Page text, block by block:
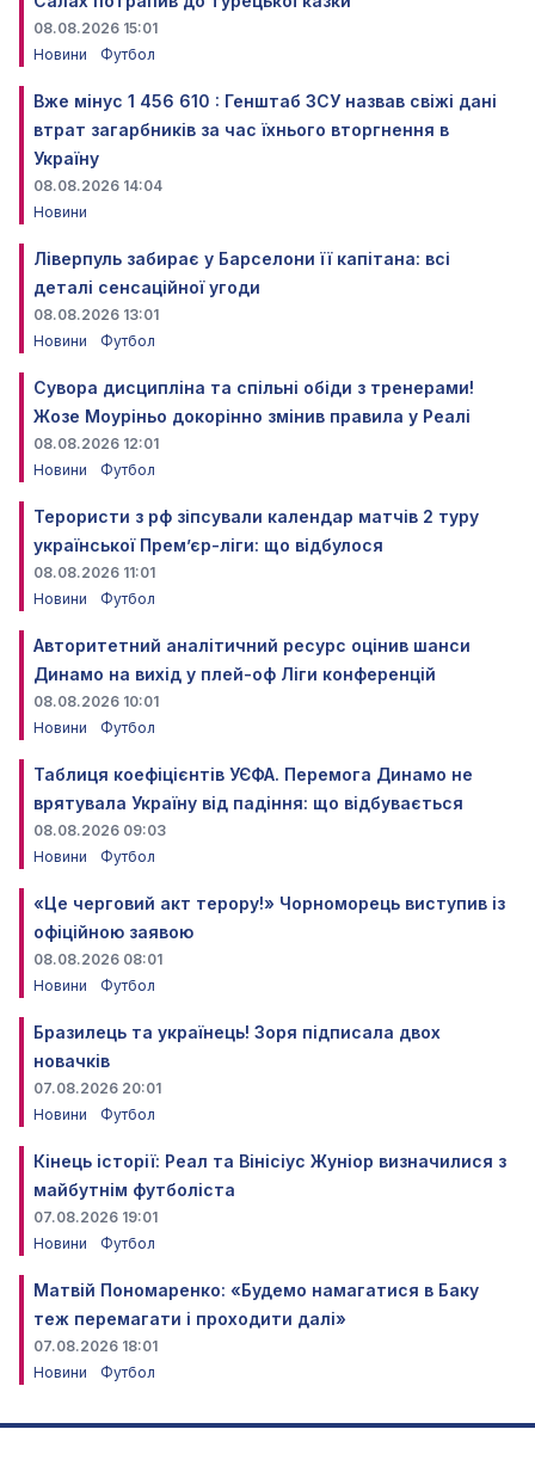
08.08.2026 15:01
Новини
Футбол
Вже мінус 1 456 610 : Генштаб ЗСУ назвав свіжі дані
втрат загарбників за час їхнього вторгнення в
Україну
08.08.2026 14:04
Новини
Ліверпуль забирає у Барселони її капітана: всі
деталі сенсаційної угоди
08.08.2026 13:01
Новини
Футбол
Сувора дисципліна та спільні обіди з тренерами!
Жозе Моуріньо докорінно змінив правила у Реалі
08.08.2026 12:01
Новини
Футбол
Терористи з рф зіпсували календар матчів 2 туру
української Прем’єр-ліги: що відбулося
08.08.2026 11:01
Новини
Футбол
Авторитетний аналітичний ресурс оцінив шанси
Динамо на вихід у плей-оф Ліги конференцій
08.08.2026 10:01
Новини
Футбол
Таблиця коефіцієнтів УЄФА. Перемога Динамо не
врятувала Україну від падіння: що відбувається
08.08.2026 09:03
Новини
Футбол
«Це черговий акт терору!» Чорноморець виступив із
офіційною заявою
08.08.2026 08:01
Новини
Футбол
Бразилець та українець! Зоря підписала двох
новачків
07.08.2026 20:01
Новини
Футбол
Кінець історії: Реал та Вінісіус Жуніор визначилися з
майбутнім футболіста
07.08.2026 19:01
Новини
Футбол
Матвій Пономаренко: «Будемо намагатися в Баку
теж перемагати і проходити далі»
07.08.2026 18:01
Новини
Футбол